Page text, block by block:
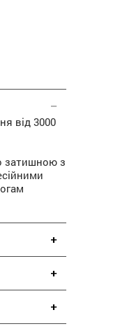
від 3000
затишною з